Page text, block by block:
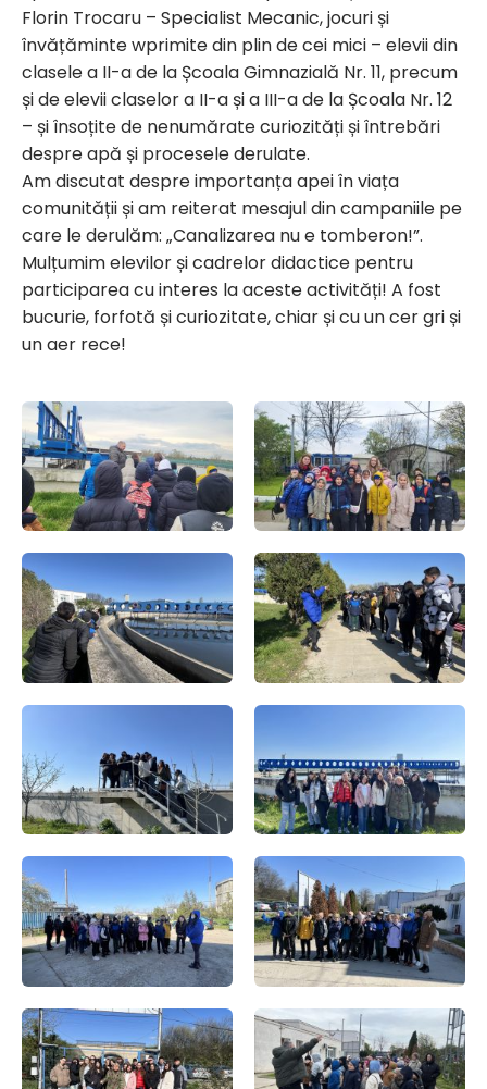
Florin Trocaru – Specialist Mecanic, jocuri și
învățăminte wprimite din plin de cei mici – elevii din
clasele a II-a de la Școala Gimnazială Nr. 11, precum
și de elevii claselor a II-a și a III-a de la Școala Nr. 12
– și însoțite de nenumărate curiozități și întrebări
despre apă și procesele derulate.
Am discutat despre importanța apei în viața
comunității și am reiterat mesajul din campaniile pe
care le derulăm: „Canalizarea nu e tomberon!”.
Mulțumim elevilor și cadrelor didactice pentru
participarea cu interes la aceste activități! A fost
bucurie, forfotă și curiozitate, chiar și cu un cer gri și
un aer rece!